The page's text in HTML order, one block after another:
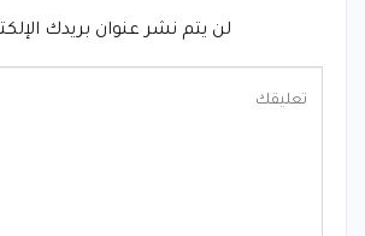
لن يتم نشر عنوان بريدك